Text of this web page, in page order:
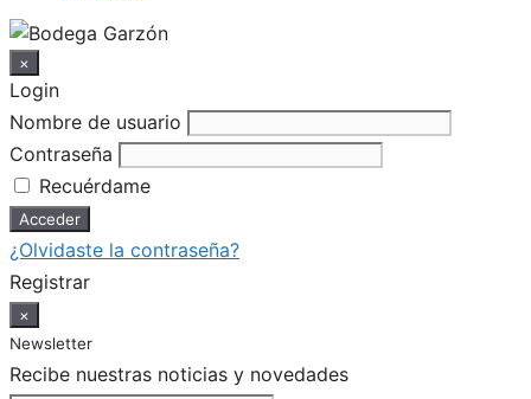
×
Login
Nombre de usuario
Contraseña
Recuérdame
¿Olvidaste la contraseña?
Registrar
×
Newsletter
Recibe nuestras noticias y novedades